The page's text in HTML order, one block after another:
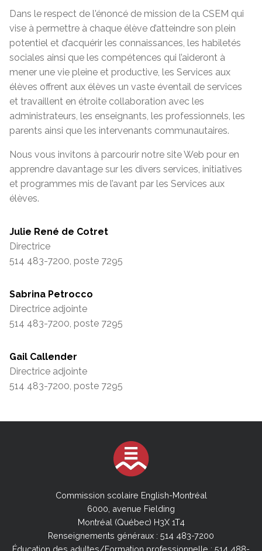
Dans le respect de l'énoncé de mission de la CSEM qui
vise à permettre à chaque élève d’atteindre son plein
potentiel et d’acquérir les connaissances, les habiletés
sociales ainsi que les compétences qui l’aideront à
mener une vie pleine et productive, les Services aux
élèves offrent aux élèves un vaste éventail de services
et travaillent en étroite collaboration avec les
administrateurs, les enseignants, les professionnels, les
parents ainsi que les intervenants communautaires.
Nous vous invitons à parcourir notre site Web pour en
apprendre davantage sur les divers services, initiatives
et programmes mis de l’avant par les Services aux
élèves.
Julie René de Cotret
Directrice
514 483-7200, poste 7295
Sabrina Petrocco
Directrice adjointe
514 483-7200, poste 7295
Gail Callender
Directrice adjointe
514 483-7200, poste 7295
Commission scolaire English-Montréal
6000, avenue Fielding
Montréal (Québec) H3X 1T4
Renseignements généraux : 514 483-7200
Éducation des adultes/Formation professionnelle : 514 488-